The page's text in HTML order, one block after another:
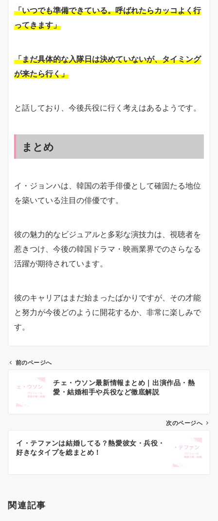
「いつでも準備できている。呼ばれたらカッコよく行
ってきます」
「まだ具体的な入隊日は決めていないが、タイミング
が来たら行く」
と話しており、今後兵役に行く考えはあるようです。
まとめ
イ・ジョンハは、韓国の若手俳優として確固たる地位
を築いている注目の俳優です。
彼の魅力的なビジュアルと多彩な演技力は、視聴者を
惹きつけ、今後の韓国ドラマ・映画業界でのさらなる
活躍が期待されています。
彼のキャリアはまだ始まったばかりですが、その才能
と努力が今後どのように開花するか、非常に楽しみで
す。
ン
前のページへ
チェ・ウソン最新情報まとめ｜出演作品・熱
愛・結婚相手や兵役など徹底解説
次のページへ
イ・テファンは結婚してる？熱愛彼女・兵役・
好きなタイプを総まとめ！
関連記事